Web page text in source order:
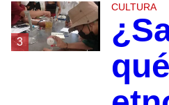
3
CULTURA